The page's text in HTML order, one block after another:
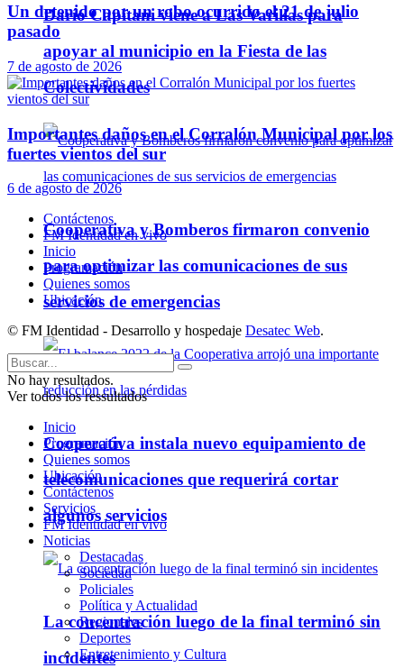
Darío Capitani viene a Las Varillas para
apoyar al municipio en la Fiesta de las
Colectividades
Cooperativa y Bomberos firmaron convenio
para optimizar las comunicaciones de sus
servicios de emergencias
Cooperativa instala nuevo equipamiento de
telecomunicaciones que requerirá cortar
algunos servicios
La concentración luego de la final terminó sin
incidentes
Un detenido por un robo ocurrido el 21 de julio
pasado
7 de agosto de 2026
Importantes daños en el Corralón Municipal por los
fuertes vientos del sur
6 de agosto de 2026
Contáctenos
FM Identidad en vivo
Inicio
Programación
Quienes somos
Ubicación
© FM Identidad - Desarrollo y hospedaje Desatec Web.
No hay resultados.
Ver todos los ressultados
Inicio
Programación
Quienes somos
Ubicación
Contáctenos
Servicios
FM Identidad en vivo
Noticias
Destacadas
Sociedad
Policiales
Política y Actualidad
Regionales
Deportes
Entretenimiento y Cultura